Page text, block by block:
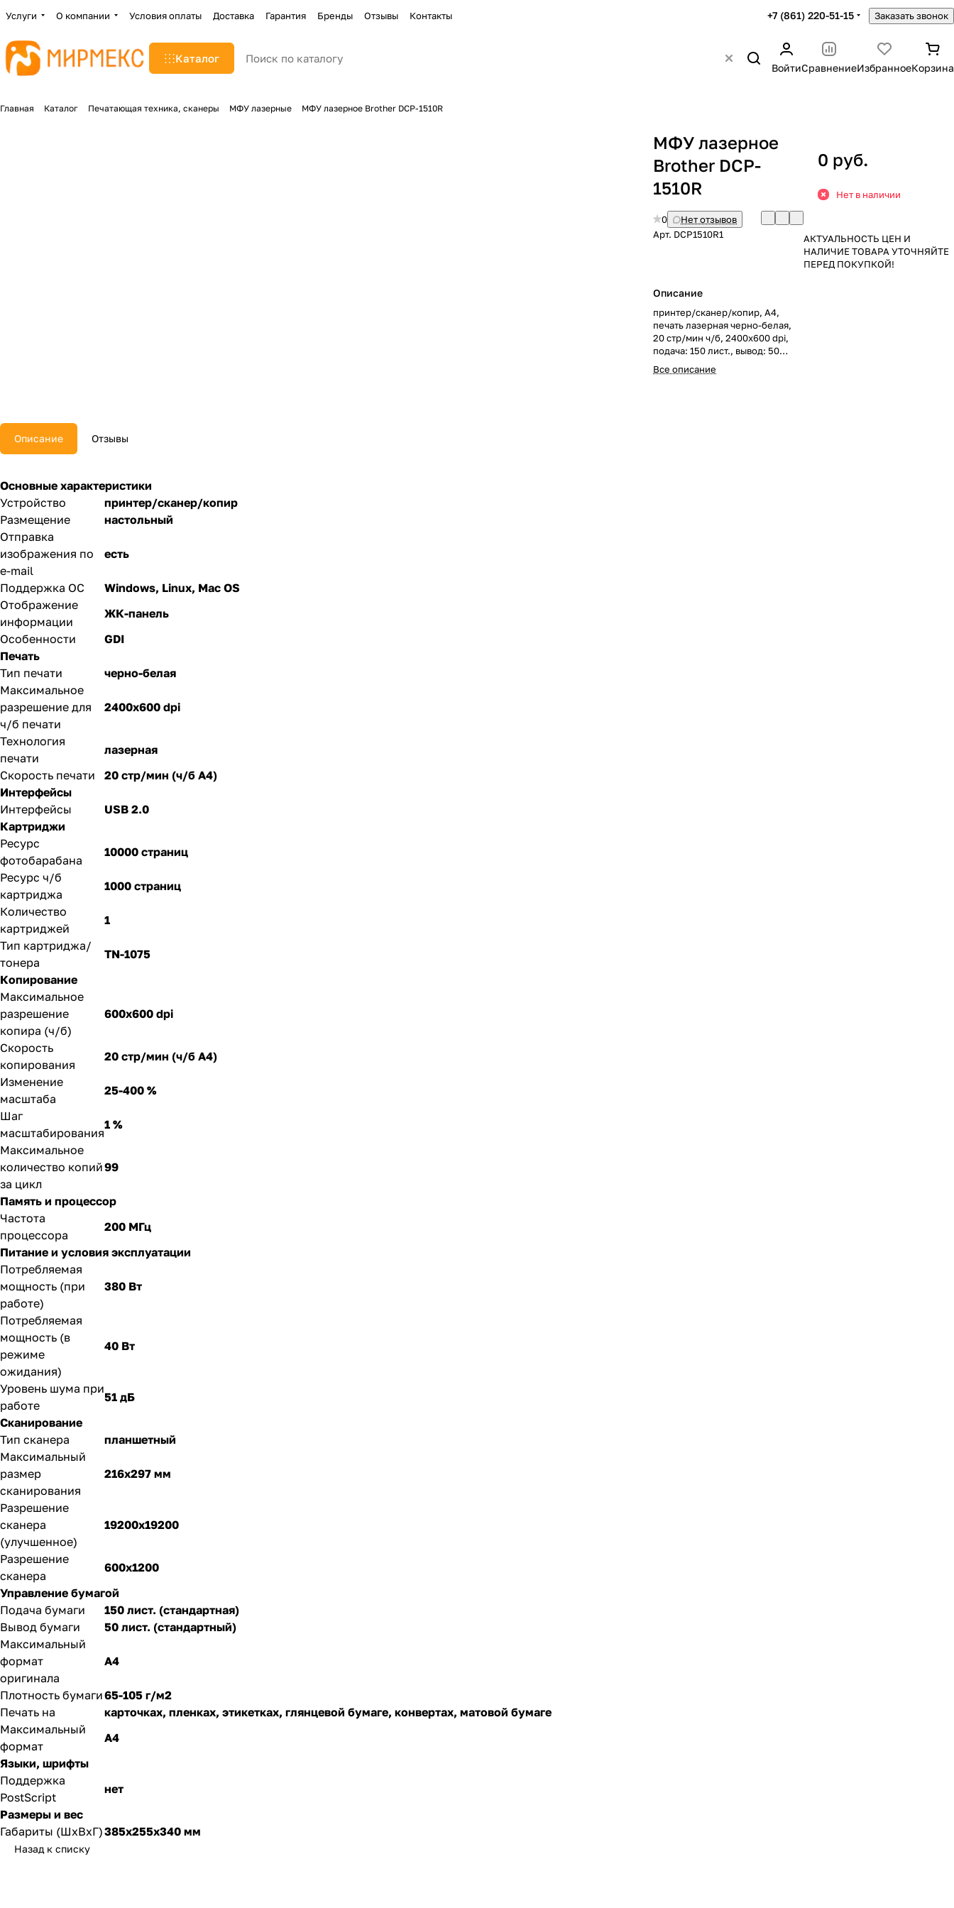
Услуги О компании Условия оплаты Доставка Гарантия Бренды Отзывы Контакты +7 (861) 220-51-15 Заказать звонок
Каталог
ВойтиСравнениеИзбранноеКорзина
Главная Каталог Печатающая техника, сканеры МФУ лазерные МФУ лазерное Brother DCP-1510R
МФУ лазерное
Brother DCP-
1510R
0
Нет отзывов
Арт. DCP1510R1
Описание
принтер/сканер/копир, A4,
печать лазерная черно-белая,
20 стр/мин ч/б, 2400x600 dpi,
подача: 150 лист., вывод: 50
лист., USB, ЖК-панель
Все описание
0 руб.
Нет в наличии
АКТУАЛЬНОСТЬ ЦЕН И
НАЛИЧИЕ ТОВАРА УТОЧНЯЙТЕ
ПЕРЕД ПОКУПКОЙ!
Описание Отзывы
Основные характеристики
Устройство
принтер/сканер/копир
Размещение
настольный
Отправка
изображения по
e-mail
есть
Поддержка ОС
Windows, Linux, Mac OS
Отображение
информации
ЖК-панель
Особенности
GDI
Печать
Тип печати
черно-белая
Максимальное
разрешение для
ч/б печати
2400x600 dpi
Технология
печати
лазерная
Скорость печати
20 стр/мин (ч/б А4)
Интерфейсы
Интерфейсы
USB 2.0
Картриджи
Ресурс
фотобарабана
10000 страниц
Ресурс ч/б
картриджа
1000 страниц
Количество
картриджей
1
Тип картриджа/
тонера
TN-1075
Копирование
Максимальное
разрешение
копира (ч/б)
600x600 dpi
Скорость
копирования
20 стр/мин (ч/б А4)
Изменение
масштаба
25-400 %
Шаг
масштабирования
1 %
Максимальное
количество копий
за цикл
99
Память и процессор
Частота
процессора
200 МГц
Питание и условия эксплуатации
Потребляемая
мощность (при
работе)
380 Вт
Потребляемая
мощность (в
режиме
ожидания)
40 Вт
Уровень шума при
работе
51 дБ
Сканирование
Тип сканера
планшетный
Максимальный
размер
сканирования
216x297 мм
Разрешение
сканера
(улучшенное)
19200x19200
Разрешение
сканера
600x1200
Управление бумагой
Подача бумаги
150 лист. (стандартная)
Вывод бумаги
50 лист. (стандартный)
Максимальный
формат
оригинала
A4
Плотность бумаги65-105 г/м2
Печать на
карточках, пленках, этикетках, глянцевой бумаге, конвертах, матовой бумаге
Максимальный
формат
A4
Языки, шрифты
Поддержка
PostScript
нет
Размеры и вес
Габариты (ШxВxГ)385x255x340 мм
Назад к списку